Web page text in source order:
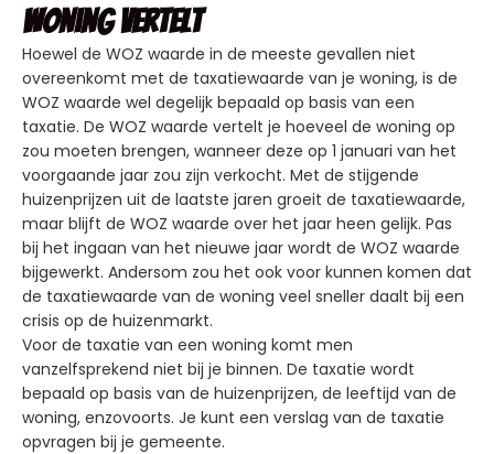
woning vertelt
Hoewel de WOZ waarde in de meeste gevallen niet
overeenkomt met de taxatiewaarde van je woning, is de
WOZ waarde wel degelijk bepaald op basis van een
taxatie. De WOZ waarde vertelt je hoeveel de woning op
zou moeten brengen, wanneer deze op 1 januari van het
voorgaande jaar zou zijn verkocht. Met de stijgende
huizenprijzen uit de laatste jaren groeit de taxatiewaarde,
maar blijft de WOZ waarde over het jaar heen gelijk. Pas
bij het ingaan van het nieuwe jaar wordt de WOZ waarde
bijgewerkt. Andersom zou het ook voor kunnen komen dat
de taxatiewaarde van de woning veel sneller daalt bij een
crisis op de huizenmarkt.
Voor de taxatie van een woning komt men
vanzelfsprekend niet bij je binnen. De taxatie wordt
bepaald op basis van de huizenprijzen, de leeftijd van de
woning, enzovoorts. Je kunt een verslag van de taxatie
opvragen bij je gemeente.